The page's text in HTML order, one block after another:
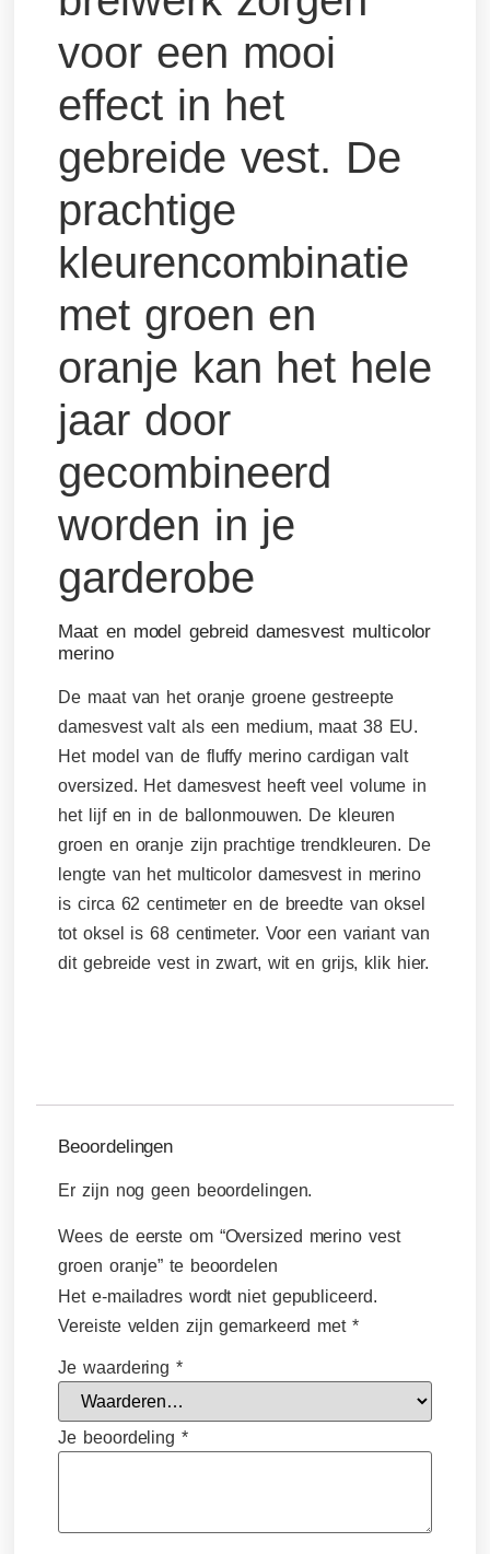
Maat en model gebreid damesvest multicolor
merino
De maat van het oranje groene gestreepte
damesvest valt als een medium, maat 38 EU.
Het model van de fluffy merino cardigan valt
oversized. Het damesvest heeft veel volume in
het lijf en in de ballonmouwen. De kleuren
groen en oranje zijn prachtige trendkleuren. De
lengte van het multicolor damesvest in merino
is circa 62 centimeter en de breedte van oksel
tot oksel is 68 centimeter. Voor een variant van
dit gebreide vest in zwart, wit en grijs, klik hier.
Beoordelingen
Er zijn nog geen beoordelingen.
Wees de eerste om “Oversized merino vest
groen oranje” te beoordelen
Het e-mailadres wordt niet gepubliceerd.
Vereiste velden zijn gemarkeerd met *
Je waardering*
Je beoordeling *